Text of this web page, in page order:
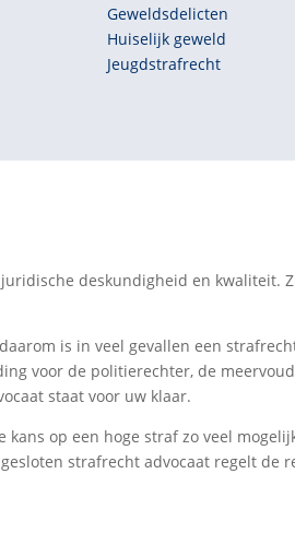
Geweldsdelicten
Huiselijk geweld
Jeugdstrafrecht
deskundigheid en kwaliteit.
is in veel gevallen een
voor de politierechter, de
staat voor uw klaar.
op een hoge straf zo veel
strafrecht advocaat regelt de